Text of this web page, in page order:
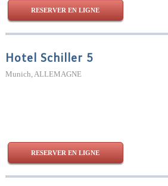
RESERVER EN LIGNE
Hotel Schiller 5
Munich, ALLEMAGNE
RESERVER EN LIGNE